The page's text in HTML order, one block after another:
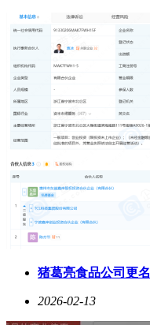
猪葛亮食品公司更名
2026-02-13